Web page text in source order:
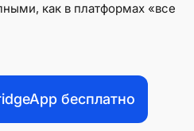
как в платформах «все
бесплатно